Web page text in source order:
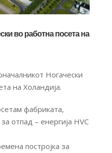
во работна посета на
Ногачески
на Холандија.
фабриката,
отпад – енергија HVC
постројка за